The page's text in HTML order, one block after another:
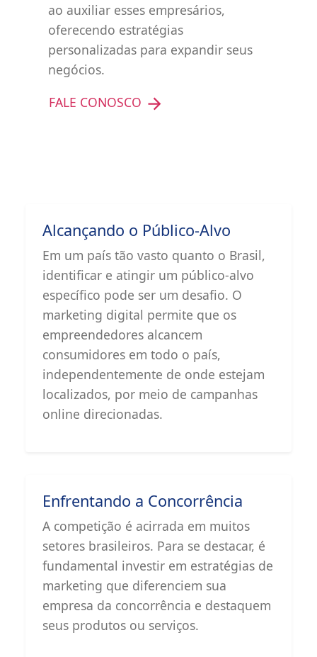
ao auxiliar esses empresários,
oferecendo estratégias
personalizadas para expandir seus
negócios.
FALE CONOSCO
Alcançando o Público-Alvo
Em um país tão vasto quanto o Brasil,
identificar e atingir um público-alvo
específico pode ser um desafio. O
marketing digital permite que os
empreendedores alcancem
consumidores em todo o país,
independentemente de onde estejam
localizados, por meio de campanhas
online direcionadas.
Enfrentando a Concorrência
A competição é acirrada em muitos
setores brasileiros. Para se destacar, é
fundamental investir em estratégias de
marketing que diferenciem sua
empresa da concorrência e destaquem
seus produtos ou serviços.